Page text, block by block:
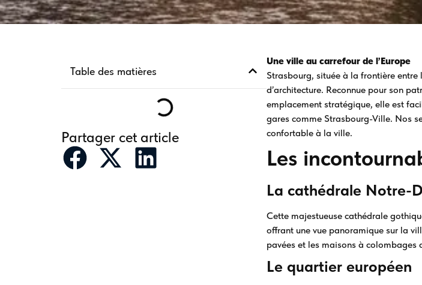
Table des matières
Partager cet article
Une ville au carrefour de l’Europe
Strasbourg, située à la frontière entre
d’architecture. Reconnue pour son
emplacement stratégique, elle est
gares comme Strasbourg-Ville. Nos
confortable à la ville.
Les
La cathédrale Notre-
Cette majestueuse cathédrale
offrant une vue panoramique sur la
pavées et les maisons à colombages
Le quartier européen